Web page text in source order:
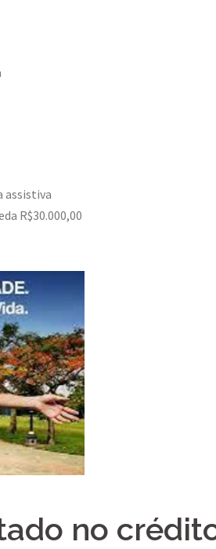
assistiva
R$30.000,00
no